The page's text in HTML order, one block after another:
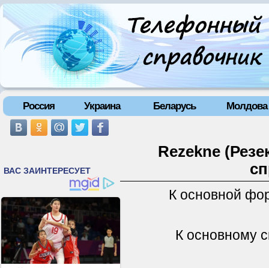
Россия Украина Беларусь Молдова
Rezekne
К основной
К основному